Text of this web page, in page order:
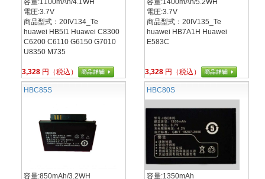
容量:1100mAh/4.1WH
電圧:3.7V
商品型式：20IV134_Te
huawei HB5I1 Huawei C8300
C6200 C6110 G6150 G7010
U8350 M735
3,328 円（税込）
容量:1400mAh/5.2WH
電圧:3.7V
商品型式：20IV135_Te
huawei HB7A1H Huawei
E583C
3,328 円（税込）
HBC85S
容量:850mAh/3.2WH
HBC80S
容量:1350mAh